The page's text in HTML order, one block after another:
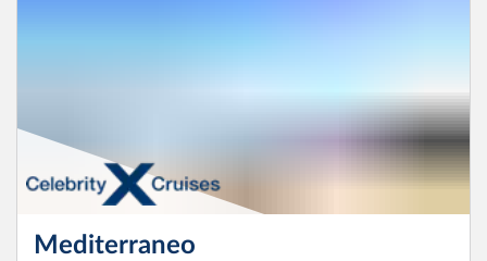
Mediterraneo